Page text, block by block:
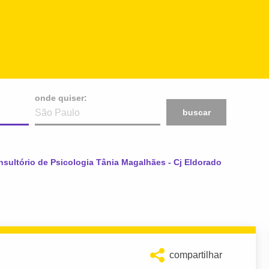
onde quiser:
buscar
de Psicologia Tânia Magalhães - Cj Eldorado
compartilhar